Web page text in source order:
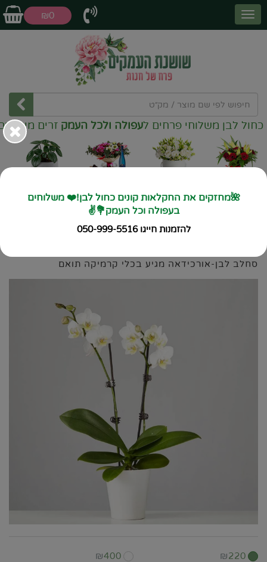
₪0
משלוחי פרחים לעפולה ולכל העמקזרים מיוחדים❤️
פרחים
פריחת הסחלב
סחלב לבן-אורכידאה מגיע בכלי קרמיקה תואם
₪220
₪400
🌺מחזקים את החקלאות קונים כחול לבן!❤️ משלוחים
בעפולה וכל העמק💐✌️
להזמנות חייגו 050-999-5516